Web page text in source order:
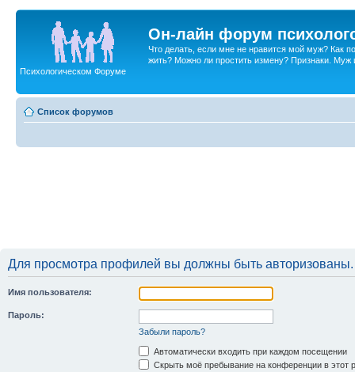
Он-лайн форум
Что делать, если мне не нравится мой муж? Как
жить? Можно ли простить измену? Признаки. Муж
Психологическом Форуме
Список форумов
Для просмотра профилей вы должны быть авторизованы.
Имя пользователя:
Пароль:
Забыли пароль?
Автоматически входить при каждом посещении
Скрыть моё пребывание на конференции в этот